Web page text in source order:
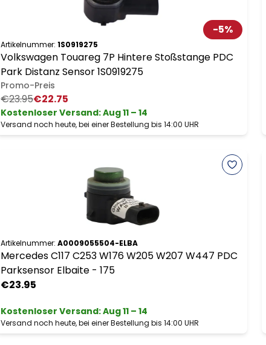
-5%
Artikelnummer: 1S0919275
Volkswagen Touareg 7P Hintere Stoßstange PDC
Park Distanz Sensor 1S0919275
Promo-Preis
€23.95€22.75
Kostenloser Versand:Aug 11 – 14
Versand noch heute, bei einer Bestellung bis 14:00 UHR
Artikelnummer: A0009055504-ELBA
Mercedes C117 C253 W176 W205 W207 W447 PDC
Parksensor Elbaite - 175
€23.95
Kostenloser Versand:Aug 11 – 14
Versand noch heute, bei einer Bestellung bis 14:00 UHR